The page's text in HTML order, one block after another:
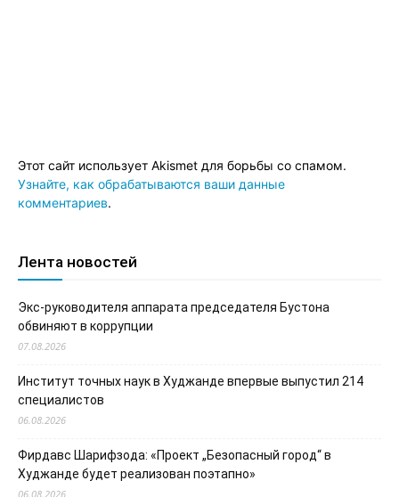
Этот сайт использует Akismet для борьбы со спамом.
Узнайте, как обрабатываются ваши данные
комментариев.
Лента новостей
Экс-руководителя аппарата председателя Бустона
обвиняют в коррупции
07.08.2026
Институт точных наук в Худжанде впервые выпустил 214
специалистов
06.08.2026
Фирдавс Шарифзода: «Проект „Безопасный город“ в
Худжанде будет реализован поэтапно»
06.08.2026